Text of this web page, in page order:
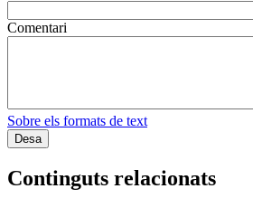
Ves-hi
Recursos informàtics